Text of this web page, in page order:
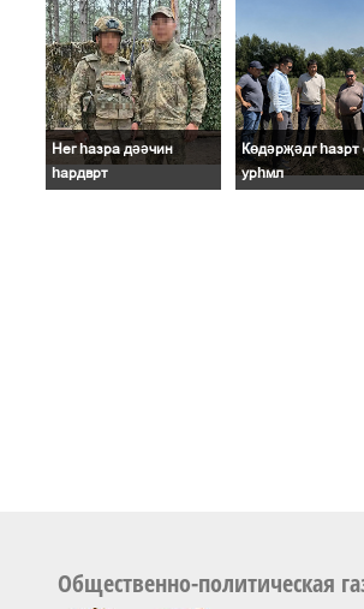
Нег һазра дәәчин
һардврт
Көдәрҗәдг һазрт
урһмл
Общественно-политическая